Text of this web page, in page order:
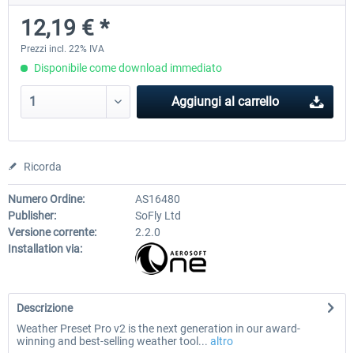
34,16 € *
12,19 € *
Prezzi incl. 22% IVA
Disponibile come download immediato
Aggiungi al carrello
Ricorda
Numero Ordine:
AS16480
Publisher:
SoFly Ltd
Versione corrente:
2.2.0
Installation via:
Descrizione
Weather Preset Pro v2 is the next generation in our award-
winning and best-selling weather tool... altro